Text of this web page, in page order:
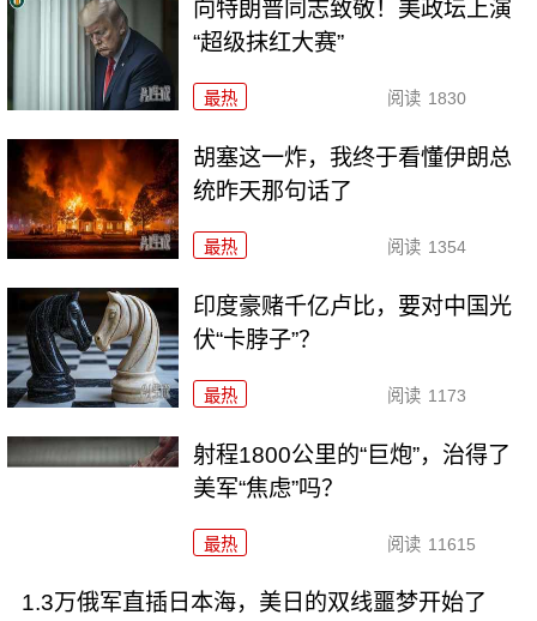
向特朗普同志致敬！美政坛上演
“超级抹红大赛”
最热 阅读 1830
胡塞这一炸，我终于看懂伊朗总
统昨天那句话了
最热 阅读 1354
印度豪赌千亿卢比，要对中国光
伏“卡脖子”？
最热 阅读 1173
射程1800公里的“巨炮”，治得了
美军“焦虑”吗？
最热 阅读 11615
1.3万俄军直插日本海，美日的双线噩梦开始了